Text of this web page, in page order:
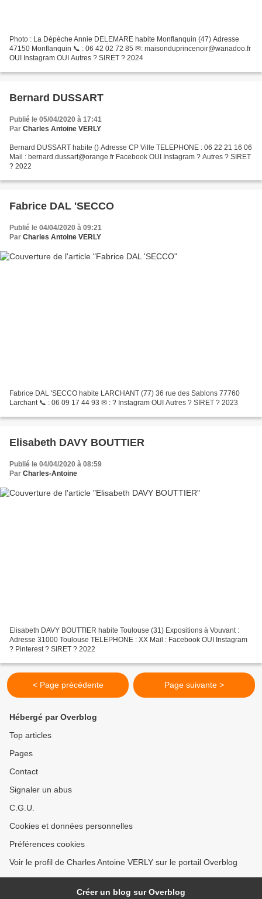
Photo : La Dépèche Annie DELEMARE habite Monflanquin (47) Adresse
47150 Monflanquin 📞 : 06 42 02 72 85 ✉: maisonduprincenoir@wanadoo.fr
OUI Instagram OUI Autres ? SIRET ? 2024
Bernard DUSSART
Publié le 05/04/2020 à 17:41
Par Charles Antoine VERLY
Bernard DUSSART habite () Adresse CP Ville TELEPHONE : 06 22 21 16 06
Mail : bernard.dussart@orange.fr Facebook OUI Instagram ? Autres ? SIRET
? 2022
Fabrice DAL 'SECCO
Publié le 04/04/2020 à 09:21
Par Charles Antoine VERLY
Fabrice DAL 'SECCO habite LARCHANT (77) 36 rue des Sablons 77760
Larchant 📞 : 06 09 17 44 93 ✉ : ? Instagram OUI Autres ? SIRET ? 2023
Elisabeth DAVY BOUTTIER
Publié le 04/04/2020 à 08:59
Par Charles-Antoine
Elisabeth DAVY BOUTTIER habite Toulouse (31) Expositions à Vouvant :
Adresse 31000 Toulouse TELEPHONE : XX Mail : Facebook OUI Instagram
? Pinterest ? SIRET ? 2022
< Page précédente Page suivante >
Hébergé par Overblog
Top articles
Pages
Contact
Signaler un abus
C.G.U.
Cookies et données personnelles
Préférences cookies
Voir le profil de Charles Antoine VERLY sur le portail Overblog
Créer un blog sur Overblog